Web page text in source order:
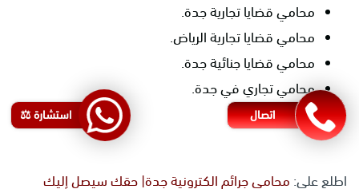
محامي قضايا تجارية جدة.
محامي قضايا تجارية الرياض.
محامي قضايا جنائية جدة.
محامي تجاري في جدة.
اطلع على: محامي جرائم الكترونية جدة| حقك سيصل إليك
اتصال استشارة ⚖️